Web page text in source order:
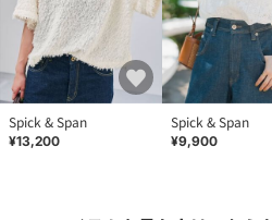
Spick & Span
¥13,200
Spick & Span
¥9,900